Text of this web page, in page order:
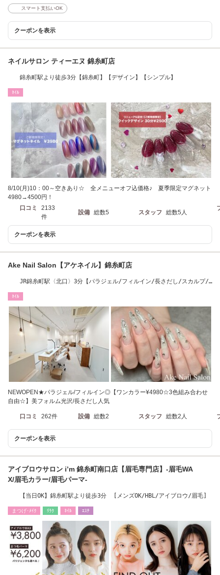
スマート支払いOK
クーポンを表示
ネイルサロン ティーエヌ 錦糸町店
錦糸町駅より徒歩3分【錦糸町】【デザイン】【シンプル】
ﾈｲﾙ
8/10(月)10：00～空きあり☆ 全メニューオフ込価格♪ 夏季限定マグネット
4980→4500円！
口コミ
2133
件
設備 総数5 スタッフ 総数5人
クーポンを表示
Ake Nail Salon【アケネイル】錦糸町店
JR錦糸町駅〈北口〉3分【パラジェル/フィルイン/長さだし/スカルプ/
ﾈｲﾙ
NEWOPEN★パラジェル/フィルイン◎【ワンカラー¥4980☆3色組み合わせ
自由☆】美フォルム光沢/長さだし人気
口コミ 262件 設備 総数2 スタッフ 総数2人
クーポンを表示
アイブロウサロン i’m 錦糸町南口店【眉毛専門店】-眉毛WA
X/眉毛カラー/眉毛パーマ-
【当日OK】錦糸町駅より徒歩3分 [メンズOK/HBL/アイブロウ/眉毛]
まつげ･ﾒｲｸ ﾘﾗｸ ﾈｲﾙ ｴｽﾃ